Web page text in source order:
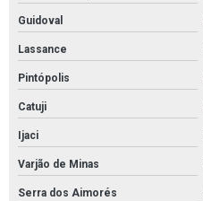
Guidoval
Lassance
Pintópolis
Catuji
Ijaci
Varjão de Minas
Serra dos Aimorés